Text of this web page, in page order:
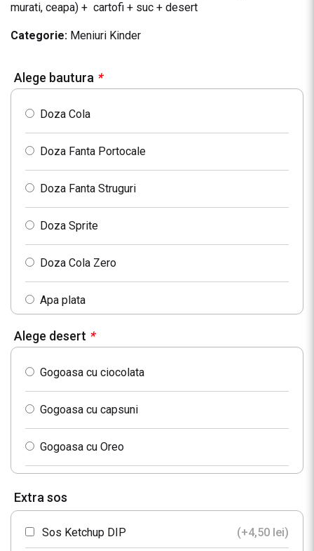
murati, ceapa) + cartofi + suc + desert
Categorie: Meniuri Kinder
Alege bautura *
Doza Cola
Doza Fanta Portocale
Doza Fanta Struguri
Doza Sprite
Doza Cola Zero
Apa plata
Apa minerala
Cappy Nectar Portocale 0.33L
Cappy Nectar Piersici 0.33L
Alege desert *
Gogoasa cu ciocolata
Gogoasa cu capsuni
Gogoasa cu Oreo
Extra sos
Sos Ketchup DIP (+4,50 lei)